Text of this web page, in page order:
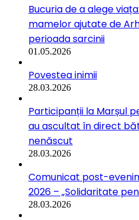
Bucuria de a alege
mamelor ajutate de
perioada sarcinii
01.05.2026
Povestea inimii
28.03.2026
Participanții la Marșul
au ascultat în direct
nenăscut
28.03.2026
Comunicat post-
2026 – „Solidaritate
28.03.2026